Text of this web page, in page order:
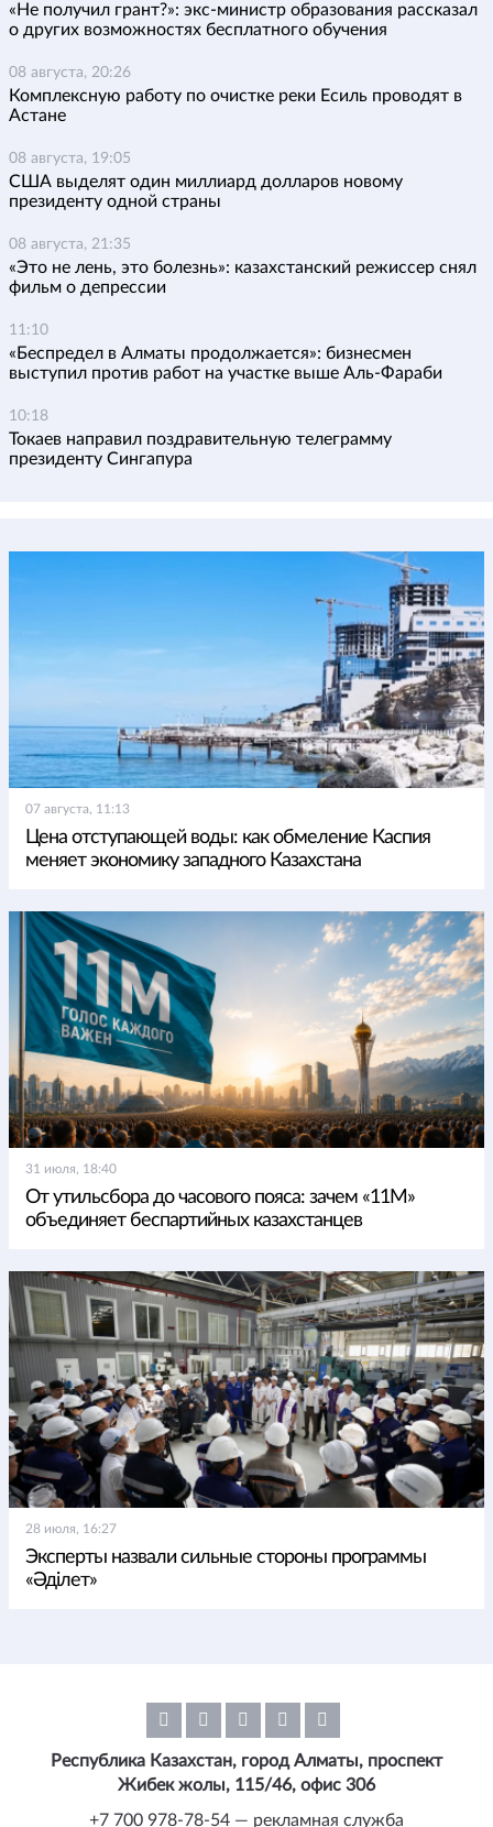
«Не получил грант?»: экс-министр образования рассказал
о других возможностях бесплатного обучения
08 августа, 20:26
Комплексную работу по очистке реки Есиль проводят в
Астане
08 августа, 19:05
США выделят один миллиард долларов новому
президенту одной страны
08 августа, 21:35
«Это не лень, это болезнь»: казахстанский режиссер снял
фильм о депрессии
11:10
«Беспредел в Алматы продолжается»: бизнесмен
выступил против работ на участке выше Аль-Фараби
10:18
Токаев направил поздравительную телеграмму
президенту Сингапура
07 августа, 11:13
Цена отступающей воды: как обмеление Каспия
меняет экономику западного Казахстана
31 июля, 18:40
От утильсбора до часового пояса: зачем «11М»
объединяет беспартийных казахстанцев
28 июля, 16:27
Эксперты назвали сильные стороны программы
«Әділет»
Республика Казахстан, город Алматы, проспект
Жибек жолы, 115/46, офис 306
+7 700 978-78-54 — рекламная служба